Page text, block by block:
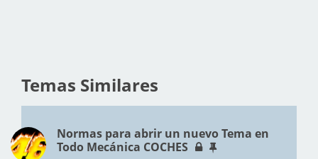
Temas Similares
Normas para abrir un nuevo Tema en
Todo Mecánica COCHES